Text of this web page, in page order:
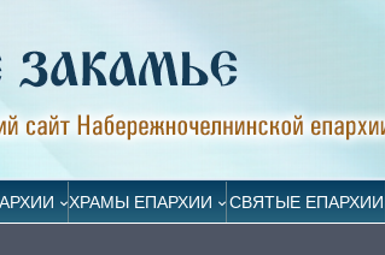
ХРАМЫ ЕПАРХИИ СВЯТЫЕ ЕПАРХИИ